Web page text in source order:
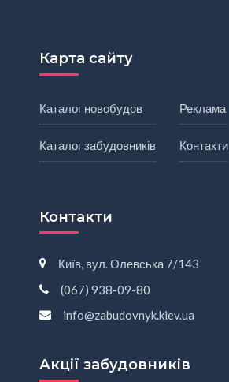
Карта сайту
Каталог новобудов
Каталог забудовників
Реклама
Контакти
Контакти
Київ, вул. Олевська 7/143
(067) 938-09-80
info@zabudovnyk.kiev.ua
Акції забудовників